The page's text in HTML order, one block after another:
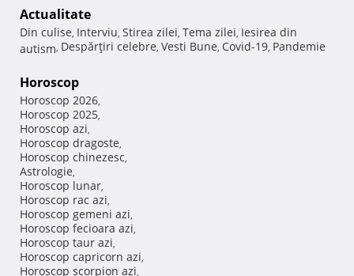
Actualitate
Din culise, Interviu, Stirea zilei, Tema zilei, Iesirea din
autism, Despărţiri celebre, Vesti Bune, Covid-19, Pandemie
Horoscop
Horoscop 2026,
Horoscop 2025,
Horoscop azi,
Horoscop dragoste,
Horoscop chinezesc,
Astrologie,
Horoscop lunar,
Horoscop rac azi,
Horoscop gemeni azi,
Horoscop fecioara azi,
Horoscop taur azi,
Horoscop capricorn azi,
Horoscop scorpion azi,